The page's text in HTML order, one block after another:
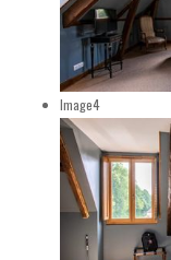
Image4